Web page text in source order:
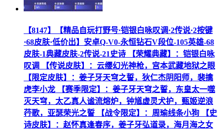
【8147】【精品自玩打野号·铠银白咏叹调·2传说·2按键
·68皮肤·低价出】安卓Q-V0-永恒钻石V段位-105英雄-68
皮肤-1典藏皮肤-2传说-21史诗 【荣耀典藏】：铠银白咏
叹调 【传说皮肤】：云缨幻光神枪，宫本武藏地狱之眼
【限定皮肤】：姜子牙天穹之誓，狄仁杰阴阳师，裴擒
虎李小龙 【赛季限定】：姜子牙天穹之誓，东皇太一噬
灭天穹，太乙真人谧流熔炉，钟馗虚灵犬护，甄姬逆浪
荇歌，亚瑟荣光之誓 【战令限定】：周瑜线条小狗 【史
诗皮肤】：赵怀真逢春序，姜子牙弘道录，海月海之女